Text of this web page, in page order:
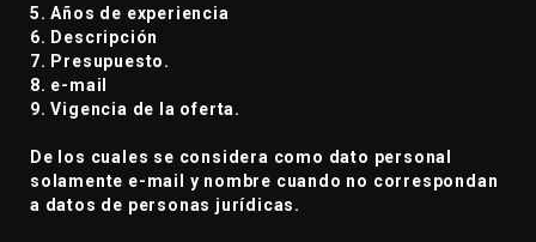
5. Años de experiencia
6. Descripción
7. Presupuesto.
8. e-mail
9. Vigencia de la oferta.
De los cuales se considera como dato personal
solamente e-mail y nombre cuando no correspondan
a datos de personas jurídicas.